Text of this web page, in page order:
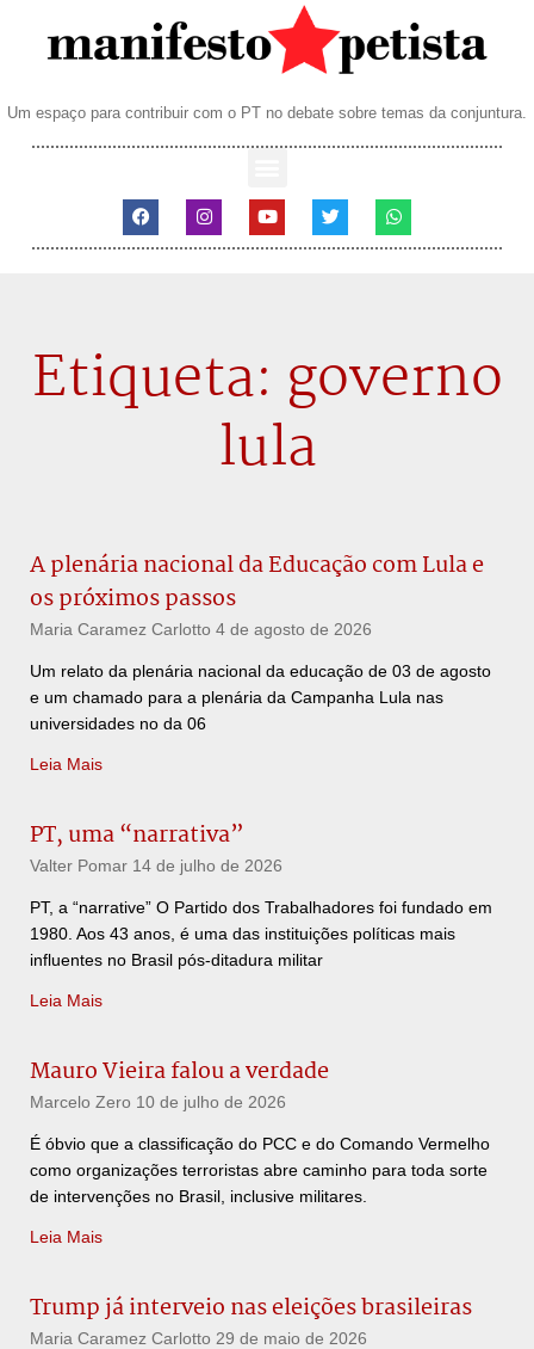
Um espaço para contribuir com o PT no debate sobre temas da conjuntura.
Etiqueta: governo
lula
A plenária nacional da Educação com Lula e
os próximos passos
Maria Caramez Carlotto 4 de agosto de 2026
Um relato da plenária nacional da educação de 03 de agosto
e um chamado para a plenária da Campanha Lula nas
universidades no da 06
Leia Mais
PT, uma “narrativa”
Valter Pomar 14 de julho de 2026
PT, a “narrative” O Partido dos Trabalhadores foi fundado em
1980. Aos 43 anos, é uma das instituições políticas mais
influentes no Brasil pós-ditadura militar
Leia Mais
Mauro Vieira falou a verdade
Marcelo Zero 10 de julho de 2026
É óbvio que a classificação do PCC e do Comando Vermelho
como organizações terroristas abre caminho para toda sorte
de intervenções no Brasil, inclusive militares.
Leia Mais
Trump já interveio nas eleições brasileiras
Maria Caramez Carlotto 29 de maio de 2026